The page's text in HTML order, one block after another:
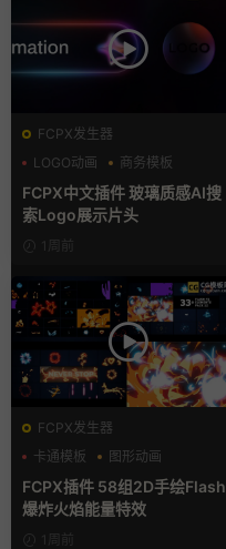
FCPX发生器
LOGO动画
商务模板
支持Intel+M芯片
FCPX中文插件 玻璃质感AI搜
索Logo展示片头
1周前
FCPX发生器
卡通模板
图形动画
手绘风
FCPX插件 58组2D手绘Flash
爆炸火焰能量特效
1周前